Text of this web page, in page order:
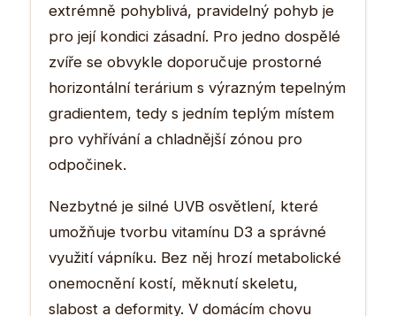
extrémně pohyblivá, pravidelný pohyb je
pro její kondici zásadní. Pro jedno dospělé
zvíře se obvykle doporučuje prostorné
horizontální terárium s výrazným tepelným
gradientem, tedy s jedním teplým místem
pro vyhřívání a chladnější zónou pro
odpočinek.
Nezbytné je silné UVB osvětlení, které
umožňuje tvorbu vitamínu D3 a správné
využití vápníku. Bez něj hrozí metabolické
onemocnění kostí, měknutí skeletu,
slabost a deformity. V domácím chovu